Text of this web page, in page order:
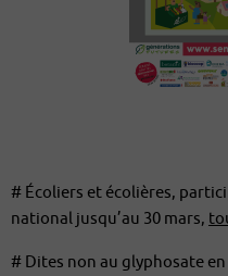
# Écoliers et écolières,
national jusqu’au 30 mars,
# Dites non au glyphosate